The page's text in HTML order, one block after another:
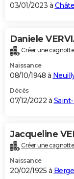
03/01/2023 à
Daniele
Créer une
Naissance
08/10/1948 à
Décès
07/12/2022 à
Jacqueline
Créer une
Naissance
20/02/1925 à